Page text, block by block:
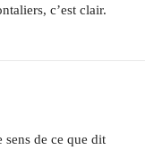
c’est clair.
sens de ce que dit